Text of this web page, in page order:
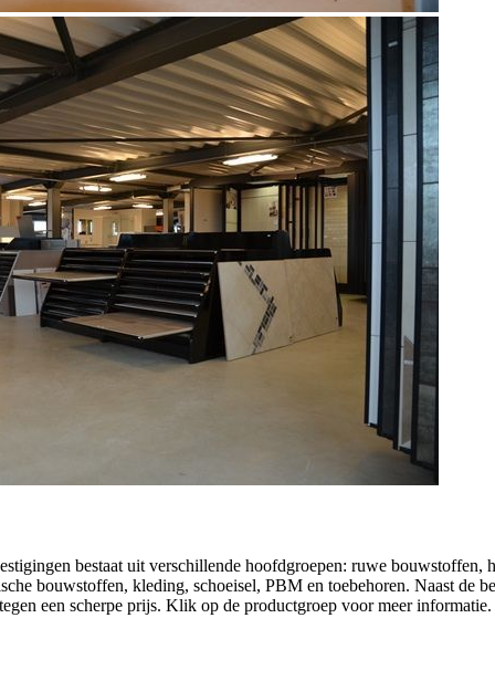
bestaat uit verschillende hoofdgroepen: ruwe bouwstoffen,
bouwstoffen, kleding, schoeisel, PBM en toebehoren. Naast
een scherpe prijs. Klik op de productgroep voor meer informatie.